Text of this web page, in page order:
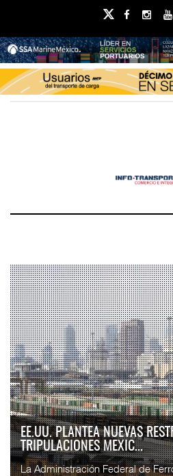
EE.UU. PLANTEA NUEVAS
TRIPULACIONES MEXIC...
La Administración Federal de